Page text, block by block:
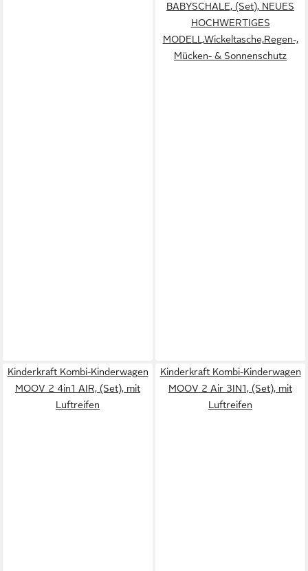
BABYSCHALE, (Set), NEUES
HOCHWERTIGES
MODELL,Wickeltasche,Regen-,
Mücken- & Sonnenschutz
Kinderkraft Kombi-Kinderwagen
MOOV 2 4in1 AIR, (Set), mit
Luftreifen
Kinderkraft Kombi-Kinderwagen
MOOV 2 Air 3IN1, (Set), mit
Luftreifen